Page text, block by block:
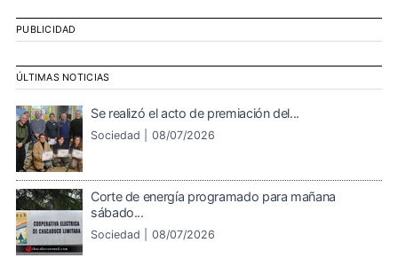
PUBLICIDAD
ÚLTIMAS NOTICIAS
Se realizó el acto de premiación del...
Sociedad | 08/07/2026
Corte de energía programado para mañana
sábado...
Sociedad | 08/07/2026